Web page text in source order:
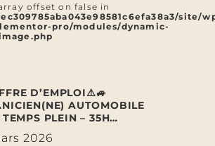
offset on false in
site/
pro/modules/dynamic-
D’EMPLOI⚠️🚙
AUTOMOBILE
PLEIN – 35H…
2026